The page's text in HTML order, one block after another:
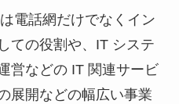
電話網だけでなくイン
ての役割や、IT システ
営などの IT 関連サービ
展開などの幅広い事業